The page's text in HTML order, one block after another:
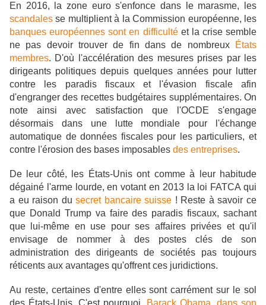
En 2016, la zone euro s'enfonce dans le marasme, les
scandales se multiplient à la Commission européenne, les
banques européennes sont en difficultéet la crise semble
ne pas devoir trouver de fin dans de nombreux
États
membres. D'où l'accélération des mesures prises par les
dirigeants politiques depuis quelques années pour lutter
contre les paradis fiscaux et l'évasion fiscale afin
d'engranger des recettes budgétaires supplémentaires. On
note ainsiavec satisfaction que l'OCDE s'engage
désormais dans une lutte mondiale pour l'échange
automatique de données fiscales pour les particuliers, et
contre l'érosion des bases imposables des entreprises.
De leur côté, les États-Unis ont comme à leur habitude
dégainé l'arme lourde, en votant en 2013 la loi FATCA qui
a eu raison dusecret bancaire suisse ! Reste à savoir ce
que Donald Trump va faire des paradis fiscaux, sachant
que lui-même en use pour ses affaires privées et qu'il
envisage de nommer à des postes clés de son
administration des dirigeants de sociétés pas toujours
réticents aux avantages qu'offrent ces juridictions.
Au reste, certaines d'entre elles sont carrément sur le sol